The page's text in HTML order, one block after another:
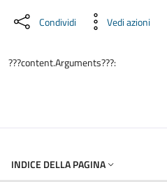
Condividi Vedi azioni
???content.Arguments???:
INDICE DELLA PAGINA